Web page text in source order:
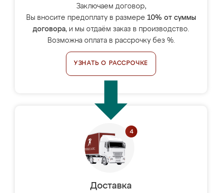
Заключаем договор,
Вы вносите предоплату в размере 10% от суммы
договора, и мы отдаём заказ в производство.
Возможна оплата в рассрочку без %.
УЗНАТЬ О РАССРОЧКЕ
Доставка